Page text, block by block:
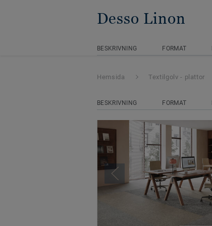
Desso Linon
BESKRIVNING FORMAT
Hemsida Textilgolv - plattor
BESKRIVNING FORMAT